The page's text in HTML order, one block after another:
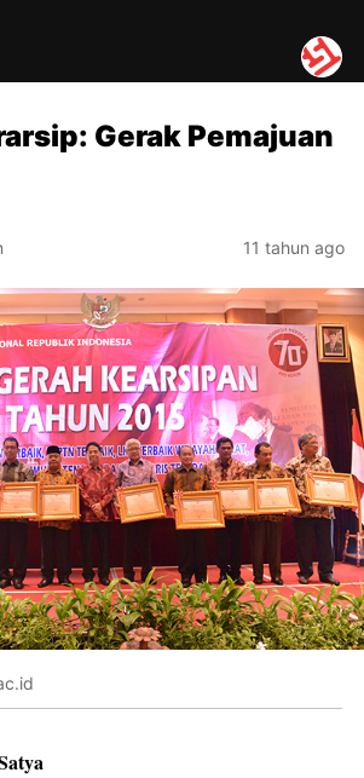
Gerak Pemajuan
11 tahun ago